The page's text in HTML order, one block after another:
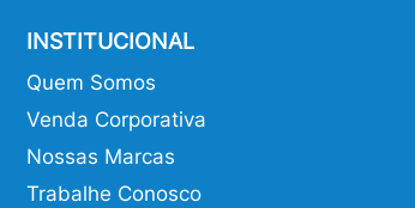
INSTITUCIONAL
Quem Somos
Venda Corporativa
Nossas Marcas
Trabalhe Conosco